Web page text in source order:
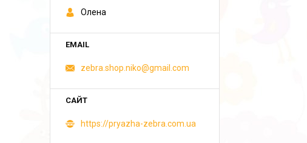
Олена
zebra.shop.niko@gmail.com
https://pryazha-zebra.com.ua